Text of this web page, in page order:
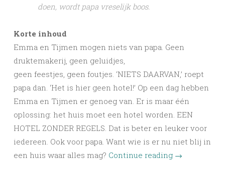
doen, wordt papa vreselijk boos.
Korte inhoud
Emma en Tijmen mogen niets van papa. Geen
druktemakerij, geen geluidjes,
geen feestjes, geen foutjes. ‘NIETS DAARVAN,’ roept
papa dan. ‘Het is hier geen hotel!’ Op een dag hebben
Emma en Tijmen er genoeg van. Er is maar één
oplossing: het huis moet een hotel worden. EEN
HOTEL ZONDER REGELS. Dat is beter en leuker voor
iedereen. Ook voor papa. Want wie is er nu niet blij in
een huis waar alles mag? Continue reading →